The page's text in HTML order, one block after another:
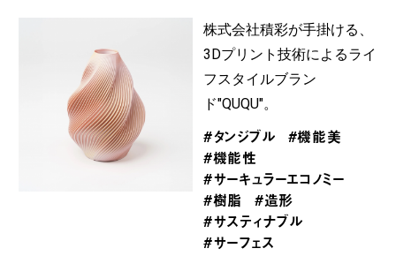
株式会社積彩が手掛ける、
3Dプリント技術によるライ
フスタイルブラン
ド"QUQU"。
#タンジブル
#機能美
#機能性
#サーキュラーエコノミー
#樹脂
#造形
#サスティナブル
#サーフェス